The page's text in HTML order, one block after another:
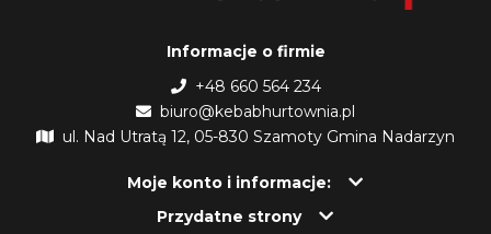
Informacje o firmie
+48 660 564 234
biuro@kebabhurtownia.pl
ul. Nad Utratą 12, 05-830 Szamoty Gmina Nadarzyn
Moje konto i informacje:
Przydatne strony